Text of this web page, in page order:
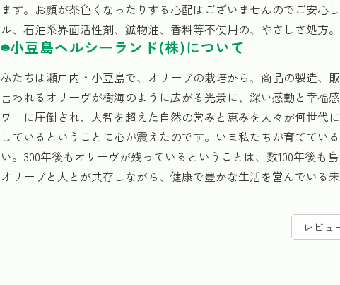
ます。お顔が茶色くなったりする心配はございませんのでご安
ル、石油系界面活性剤、鉱物油、香料等不使用の、やさしさ処方。
小豆島ヘルシーランド(株)について
私たちは瀬戸内・小豆島で、オリーヴの栽培から、商品の製造、
言われるオリーヴが樹海のように広がる光景に、深い感動と幸福
ワーに圧倒され、人智を超えた自然の営みと恵みを人々が何世
しているということに心が震えたのです。いま私たちが育ててい
い。300年後もオリーヴが残っているということは、数100年後も
オリーヴと人とが共存しながら、健康で豊かな生活を営んでいる
レビュ